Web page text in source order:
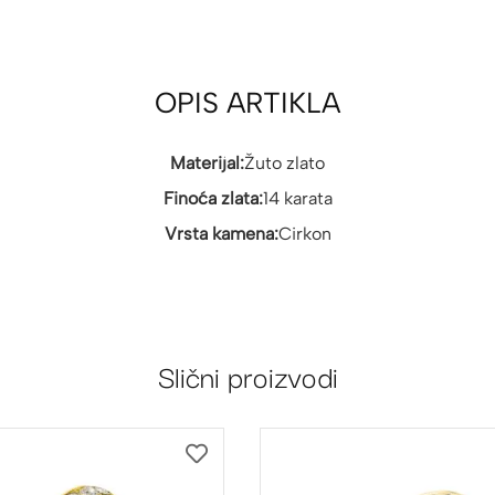
OPIS ARTIKLA
Materijal:Žuto zlato
Finoća zlata:14 karata
Vrsta kamena:Cirkon
Slični proizvodi